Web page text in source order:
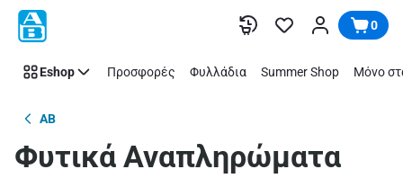
Παράλειψη 0
Eshop Προσφορές Φυλλάδια Summer Shop Μόνο
AB
Φυτικά Αναπληρώματα